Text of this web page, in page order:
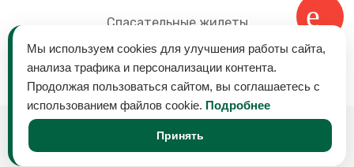
Спасательные жилеты
Гермоупаковки
активного отдыха на воде. Байдарки, лодки,
туристическое оборудование и многое другое
Мы используем cookies для улучшения работы сайта,
анализа трафика и персонализации контента.
Продолжая пользоваться сайтом, вы соглашаетесь с
использованием файлов cookie. Подробнее
Принять